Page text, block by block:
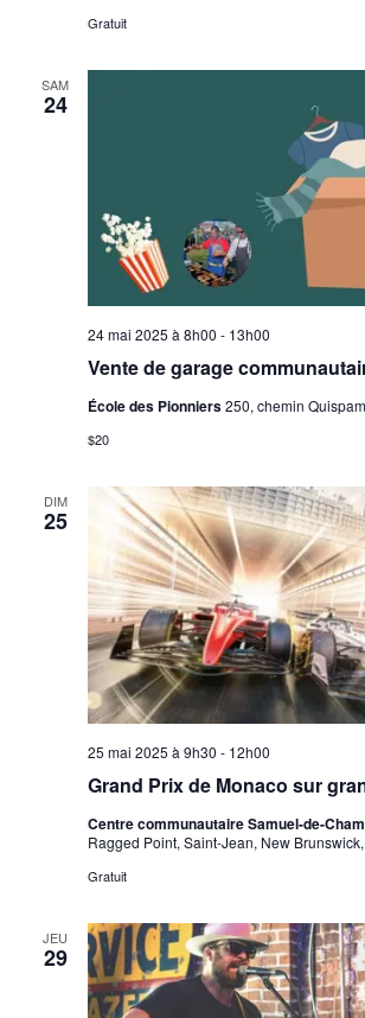
Gratuit
SAM
24
Vente de garage
24 mai 2025 à 8h00 - 13h00
École des Pionniers250, chemin
$20
DIM
25
Grand Prix de Monaco sur
25 mai 2025 à 9h30 - 12h00
Centre communautaire Samuel-de-
Ragged Point, Saint-Jean, New
Gratuit
JEU
29